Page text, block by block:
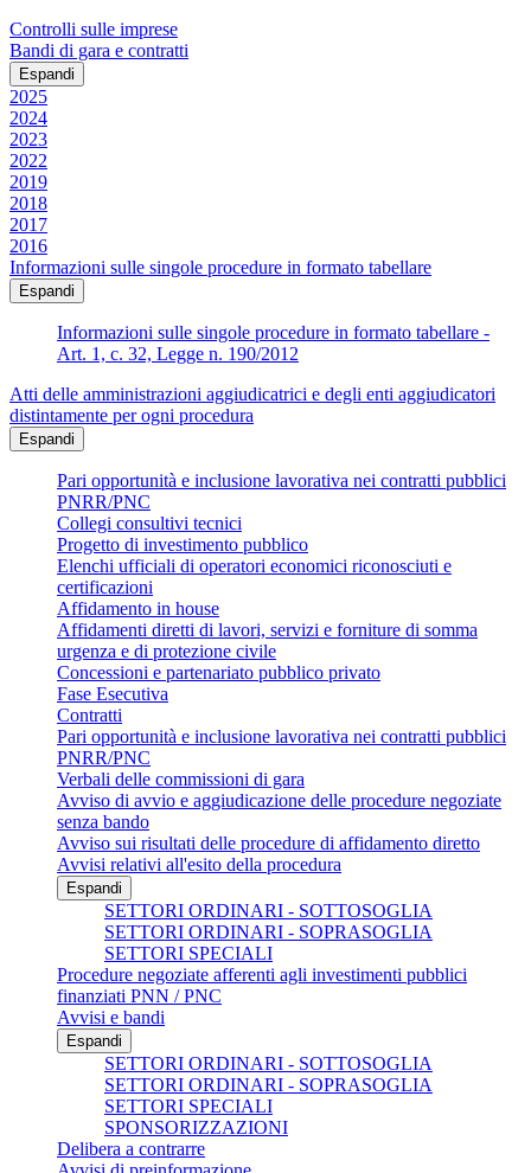
Controlli sulle imprese
Bandi di gara e contratti
Espandi
2025
2024
2023
2022
2019
2018
2017
2016
Informazioni sulle singole procedure in formato tabellare
Espandi
Informazioni sulle singole procedure in formato tabellare -
Art. 1, c. 32, Legge n. 190/2012
Atti delle amministrazioni aggiudicatrici e degli enti aggiudicatori
distintamente per ogni procedura
Espandi
Pari opportunità e inclusione lavorativa nei contratti pubblici
PNRR/PNC
Collegi consultivi tecnici
Progetto di investimento pubblico
Elenchi ufficiali di operatori economici riconosciuti e
certificazioni
Affidamento in house
Affidamenti diretti di lavori, servizi e forniture di somma
urgenza e di protezione civile
Concessioni e partenariato pubblico privato
Fase Esecutiva
Contratti
Pari opportunità e inclusione lavorativa nei contratti pubblici
PNRR/PNC
Verbali delle commissioni di gara
Avviso di avvio e aggiudicazione delle procedure negoziate
senza bando
Avviso sui risultati delle procedure di affidamento diretto
Avvisi relativi all'esito della procedura
Espandi
SETTORI ORDINARI - SOTTOSOGLIA
SETTORI ORDINARI - SOPRASOGLIA
SETTORI SPECIALI
Procedure negoziate afferenti agli investimenti pubblici
finanziati PNN / PNC
Avvisi e bandi
Espandi
SETTORI ORDINARI - SOTTOSOGLIA
SETTORI ORDINARI - SOPRASOGLIA
SETTORI SPECIALI
SPONSORIZZAZIONI
Delibera a contrarre